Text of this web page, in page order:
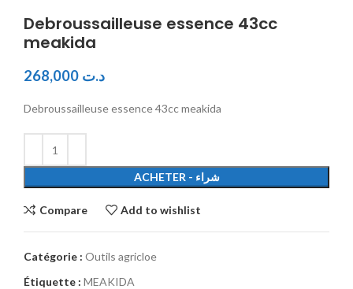
Debroussailleuse essence 43cc
meakida
د.ت
Debroussailleuse essence 43cc meakida
ACHETER - شراء
Compare Add to wishlist
Catégorie : Outils agricloe
Étiquette : MEAKIDA